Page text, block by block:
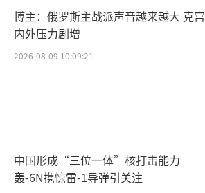
博主：俄罗斯主战派声音越来越大 克宫
内外压力剧增
2026-08-09 10:09:21
中国形成“三位一体”核打击能力
轰-6N携惊雷-1导弹引关注